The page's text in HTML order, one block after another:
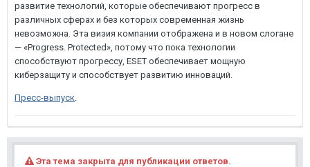
развитие технологий, которые обеспечивают прогресс в
различных сферах и без которых современная жизнь
невозможна. Эта визия компании отображена и в новом слогане
— «Progress. Protected», потому что пока технологии
способствуют прогрессу, ESET обеспечивает мощную
киберзащиту и способствует развитию инноваций.
Пресс-выпуск.
Эта тема закрыта для публикации ответов.